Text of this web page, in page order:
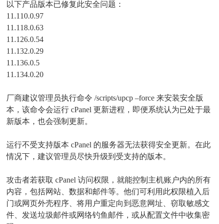
以下产品版本已修复此安全问题：
11.110.0.97
11.118.0.63
11.126.0.54
11.132.0.29
11.136.0.5
11.134.0.20
厂商建议管理员执行命令 /scripts/upcp –force 来安装安全版
本，该命令会运行 cPanel 更新进程，即便系统认为已处于最
新版本，也会强制更新。
运行不受支持版本 cPanel 的服务器无法获得安全更新。在此
情况下，建议管理员尽快升级到受支持的版本。
攻击者若获取 cPanel 访问权限，就能控制主机账户内的所有
内容，包括网站、数据和邮件等。他们可利用此权限植入后
门或网页外壳程序、将用户重定向到恶意网址、窃取敏感文
件、发送垃圾邮件或网络钓鱼邮件，或从配置文件中收集密